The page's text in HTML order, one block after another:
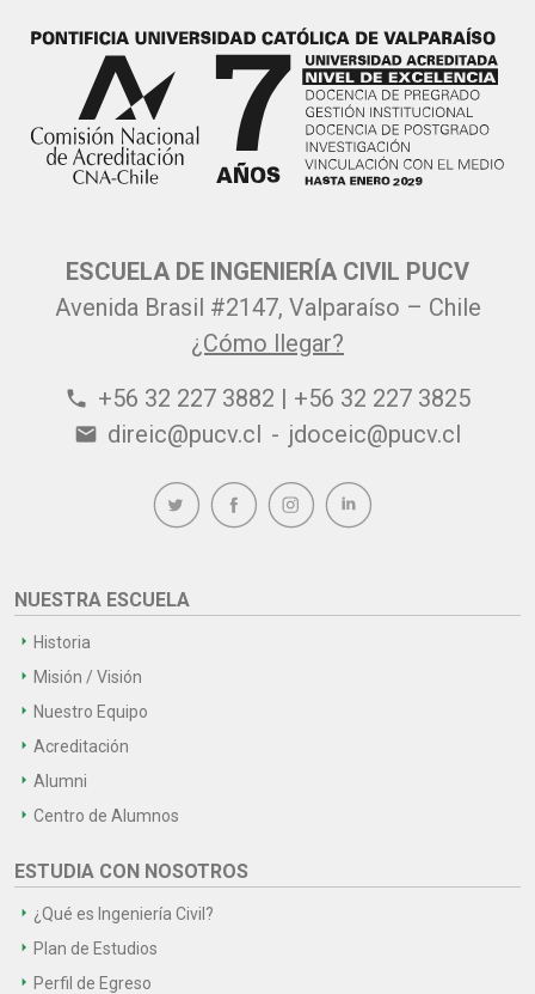
ESCUELA DE INGENIERÍA CIVIL PUCV
Avenida Brasil #2147, Valparaíso – Chile
¿Cómo llegar?
phone +56 32 227 3882 | +56 32 227 3825
email direic@pucv.cl - jdoceic@pucv.cl
NUESTRA ESCUELA
Historia
Misión / Visión
Nuestro Equipo
Acreditación
Alumni
Centro de Alumnos
ESTUDIA CON NOSOTROS
¿Qué es Ingeniería Civil?
Plan de Estudios
Perfil de Egreso